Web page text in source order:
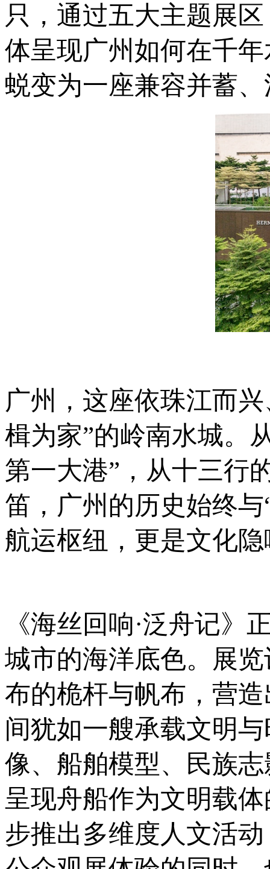
只，通过五大主题展
体呈现广州如何在千
蜕变为一座兼容并蓄
广州，这座依珠江而
楫为家”的岭南水城。
第一大港”，从十三行
笛，广州的历史始终
航运枢纽，更是文化
《海丝回响·泛舟记
城市的海洋底色。展
布的桅杆与帆布，营
间犹如一艘承载文明
像、船舶模型、民族
呈现舟船作为文明载
步推出多维度人文活